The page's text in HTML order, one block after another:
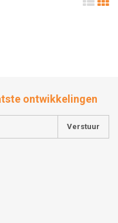
ontwikkelingen
Verstuur